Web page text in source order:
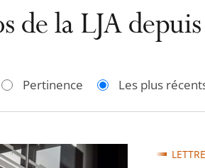
de la LJA
Pertinence Les plus